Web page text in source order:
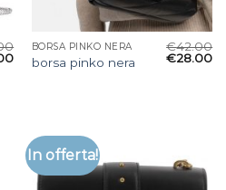
BORSA PINKO NERA
borsa pinko nera
€42.00
€28.00
In offerta!